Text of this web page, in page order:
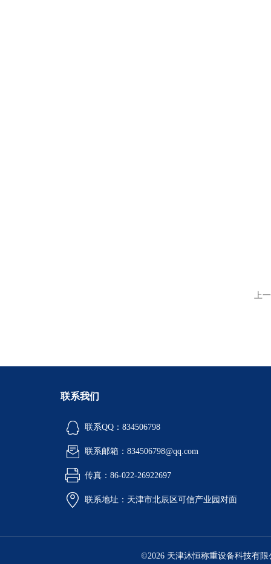
上
联系我们
联系QQ：834506798
联系邮箱：834506798@qq.com
传真：86-022-26922697
联系地址：天津市北辰区可信产业园对面
©2026 天津沐恒称重设备科技有